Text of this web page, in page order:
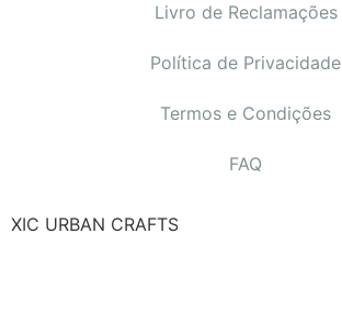
Livro de Reclamações
Política de Privacidade
Termos e Condições
FAQ
XIC URBAN CRAFTS